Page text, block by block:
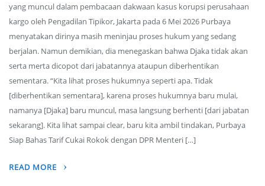
yang muncul dalam pembacaan dakwaan kasus korupsi perusahaan
kargo oleh Pengadilan Tipikor, Jakarta pada 6 Mei 2026 Purbaya
menyatakan dirinya masih meninjau proses hukum yang sedang
berjalan. Namun demikian, dia menegaskan bahwa Djaka tidak akan
serta merta dicopot dari jabatannya ataupun diberhentikan
sementara. “Kita lihat proses hukumnya seperti apa. Tidak
[diberhentikan sementara], karena proses hukumnya baru mulai,
namanya [Djaka] baru muncul, masa langsung berhenti [dari jabatan
sekarang]. Kita lihat sampai clear, baru kita ambil tindakan, Purbaya
Siap Bahas Tarif Cukai Rokok dengan DPR Menteri […]
READ MORE